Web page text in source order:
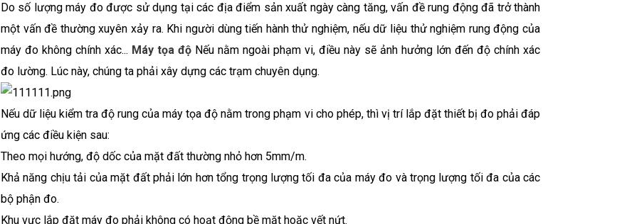
Do số lượng máy đo được sử dụng tại các địa điểm sản xuất ngày càng tăng, vấn đề rung động đã trở thành
một vấn đề thường xuyên xảy ra. Khi người dùng tiến hành thử nghiệm, nếu dữ liệu thử nghiệm rung động của
máy đo không chính xác... Máy tọa độ Nếu nằm ngoài phạm vi, điều này sẽ ảnh hưởng lớn đến độ chính xác
đo lường. Lúc này, chúng ta phải xây dựng các trạm chuyên dụng.
Nếu dữ liệu kiểm tra độ rung của máy tọa độ nằm trong phạm vi cho phép, thì vị trí lắp đặt thiết bị đo phải đáp
ứng các điều kiện sau:
Theo mọi hướng, độ dốc của mặt đất thường nhỏ hơn 5mm/m.
Khả năng chịu tải của mặt đất phải lớn hơn tổng trọng lượng tối đa của máy đo và trọng lượng tối đa của các
bộ phận đo.
Khu vực lắp đặt máy đo phải không có hoạt động bề mặt hoặc vết nứt.